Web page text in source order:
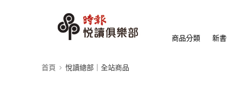
商品分類 新
首頁 悅讀總部｜全站商品